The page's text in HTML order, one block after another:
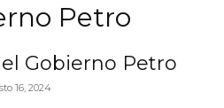
Petro
Gobierno Petro
16, 2024